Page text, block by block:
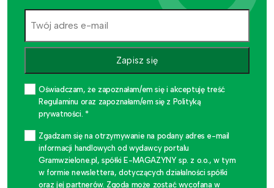
Zapisz się
Oświadczam, że zapoznałam/em się i akceptuję treść
Regulaminu oraz zapoznałam/em się z Polityką
prywatności. *
Zgadzam się na otrzymywanie na podany adres e-mail
informacji handlowych od wydawcy portalu
Gramwzielone.pl, spółki E-MAGAZYNY sp. z o.o., w tym
w formie newslettera, dotyczących działalności spółki
oraz jej partnerów. Zgoda może zostać wycofana w